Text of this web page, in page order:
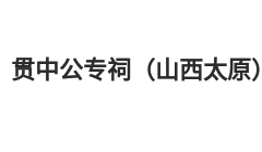
贯中公专祠（山西太原）